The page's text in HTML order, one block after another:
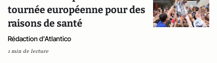
tournée européenne pour des
raisons de santé
Rédaction d'Atlantico
1 min de lecture